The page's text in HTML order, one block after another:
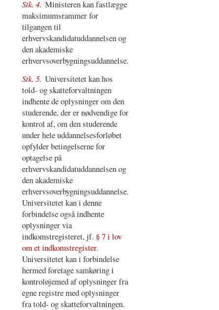
Stk. 4. Ministeren kan fastlægge
maksimumsrammer for
tilgangen til
erhvervskandidatuddannelsen og
den akademiske
erhvervsoverbygningsuddannelse.
Stk. 5. Universitetet kan hos
told- og skatteforvaltningen
indhente de oplysninger om den
studerende, der er nødvendige for
kontrol af, om den studerende
under hele uddannelsesforløbet
opfylder betingelserne for
optagelse på
erhvervskandidatuddannelsen og
den akademiske
erhvervsoverbygningsuddannelse.
Universitetet kan i denne
forbindelse også indhente
oplysninger via
indkomstregisteret, jf. § 7 i lov
om et indkomstregister.
Universitetet kan i forbindelse
hermed foretage samkøring i
kontroløjemed af oplysninger fra
egne registre med oplysninger
fra told- og skatteforvaltningen.